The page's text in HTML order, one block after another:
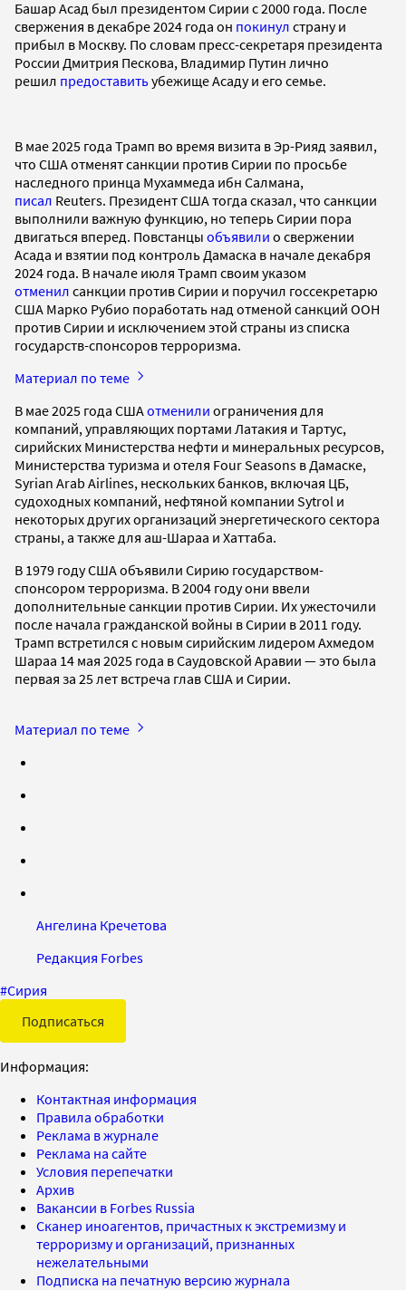
Башар Асад был президентом Сирии с 2000 года. После
свержения в декабре 2024 года он покинул страну и
прибыл в Москву. По словам пресс-секретаря президента
России Дмитрия Пескова, Владимир Путин лично
решил предоставитьубежище Асаду и его семье.
В мае 2025 года Трамп во время визита в Эр-Рияд заявил,
что США отменят санкции против Сирии по просьбе
наследного принца Мухаммеда ибн Салмана,
писал Reuters. Президент США тогда сказал, что санкции
выполнили важную функцию, но теперь Сирии пора
двигаться вперед. Повстанцы объявили о свержении
Асада и взятии под контроль Дамаска в начале декабря
2024 года. В начале июля Трамп своим указом
отменил санкции против Сирии и поручил госсекретарю
США Марко Рубио поработать над отменой санкций ООН
против Сирии и исключением этой страны из списка
государств-спонсоров терроризма.
Материал по теме
В мае 2025 года СШАотменили ограничения для
компаний, управляющих портами Латакия и Тартус,
сирийских Министерства нефти и минеральных ресурсов,
Министерства туризма и отеля Four Seasons в Дамаске,
Syrian Arab Airlines, нескольких банков, включая ЦБ,
судоходных компаний, нефтяной компании Sytrol и
некоторых других организаций энергетического сектора
страны, а также для аш-Шараа и Хаттаба.
В 1979 году США объявили Сирию государством-
спонсором терроризма. В 2004 году они ввели
дополнительные санкции против Сирии. Их ужесточили
после начала гражданской войны в Сирии в 2011 году.
Трамп встретился с новым сирийским лидером Ахмедом
Шараа 14 мая 2025 года в Саудовской Аравии — это была
первая за 25 лет встреча глав США и Сирии.
Материал по теме
Ангелина Кречетова
Редакция Forbes
#Сирия
Подписаться
Информация:
Контактная информация
Правила обработки
Реклама в журнале
Реклама на сайте
Условия перепечатки
Архив
Вакансии в Forbes Russia
Сканер иноагентов, причастных к экстремизму и
терроризму и организаций, признанных
нежелательными
Подписка на печатную версию журнала